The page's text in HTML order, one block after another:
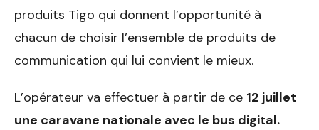
produits Tigo qui donnent l’opportunité à
chacun de choisir l’ensemble de produits de
communication qui lui convient le mieux.
L’opérateur va effectuer à partir de ce 12 juillet
une caravane nationale avec le bus digital.